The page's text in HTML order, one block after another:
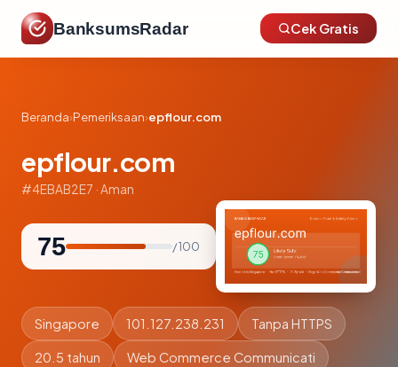
BanksumsRadar Cek Gratis
Beranda›Pemeriksaan›epflour.com
epflour.com
#4EBAB2E7 · Aman
75 / 100
Singapore 101.127.238.231 Tanpa HTTPS
20.5 tahun Web Commerce Communicati